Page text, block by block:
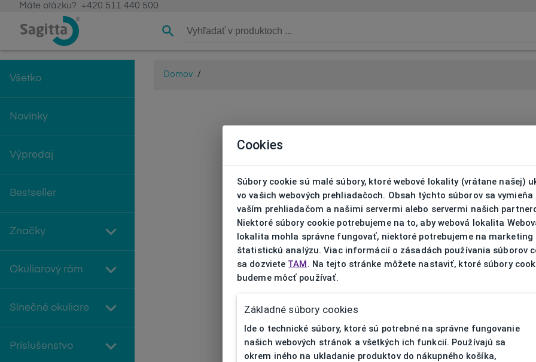
Máte otázku? +420 511 440 500
Všetko
Novinky
Výpredaj
Bestseller
Značky
Okuliarový rám
Slnečné okuliare
Príslušenstvo
Domov /
Cookies
Súbory cookie sú malé súbory, ktoré webové lokality (vrátane našej)
vo vašich webových prehliadačoch. Obsah týchto súborov sa vymieňa
vaším prehliadačom a našimi servermi alebo servermi našich
Niektoré súbory cookie potrebujeme na to, aby webová lokalita
lokalita mohla správne fungovať, niektoré potrebujeme na marketing
štatistickú analýzu. Viac informácií o zásadách používania súborov
sa dozviete TAM. Na tejto stránke môžete nastaviť, ktoré súbory
budeme môcť používať.
Základné súbory cookies
Ide o technické súbory, ktoré sú potrebné na správne fungovanie
našich webových stránok a všetkých ich funkcií. Používajú sa
okrem iného na ukladanie produktov do nákupného košíka,